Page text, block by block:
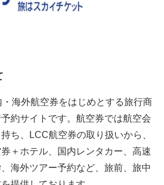
海外航空券をはじめとする旅行商
約サイトです。航空券では航空会
ち、LCC航空券の取り扱いから、
＋ホテル、国内レンタカー、高速
海外ツアー予約など、旅前、旅中